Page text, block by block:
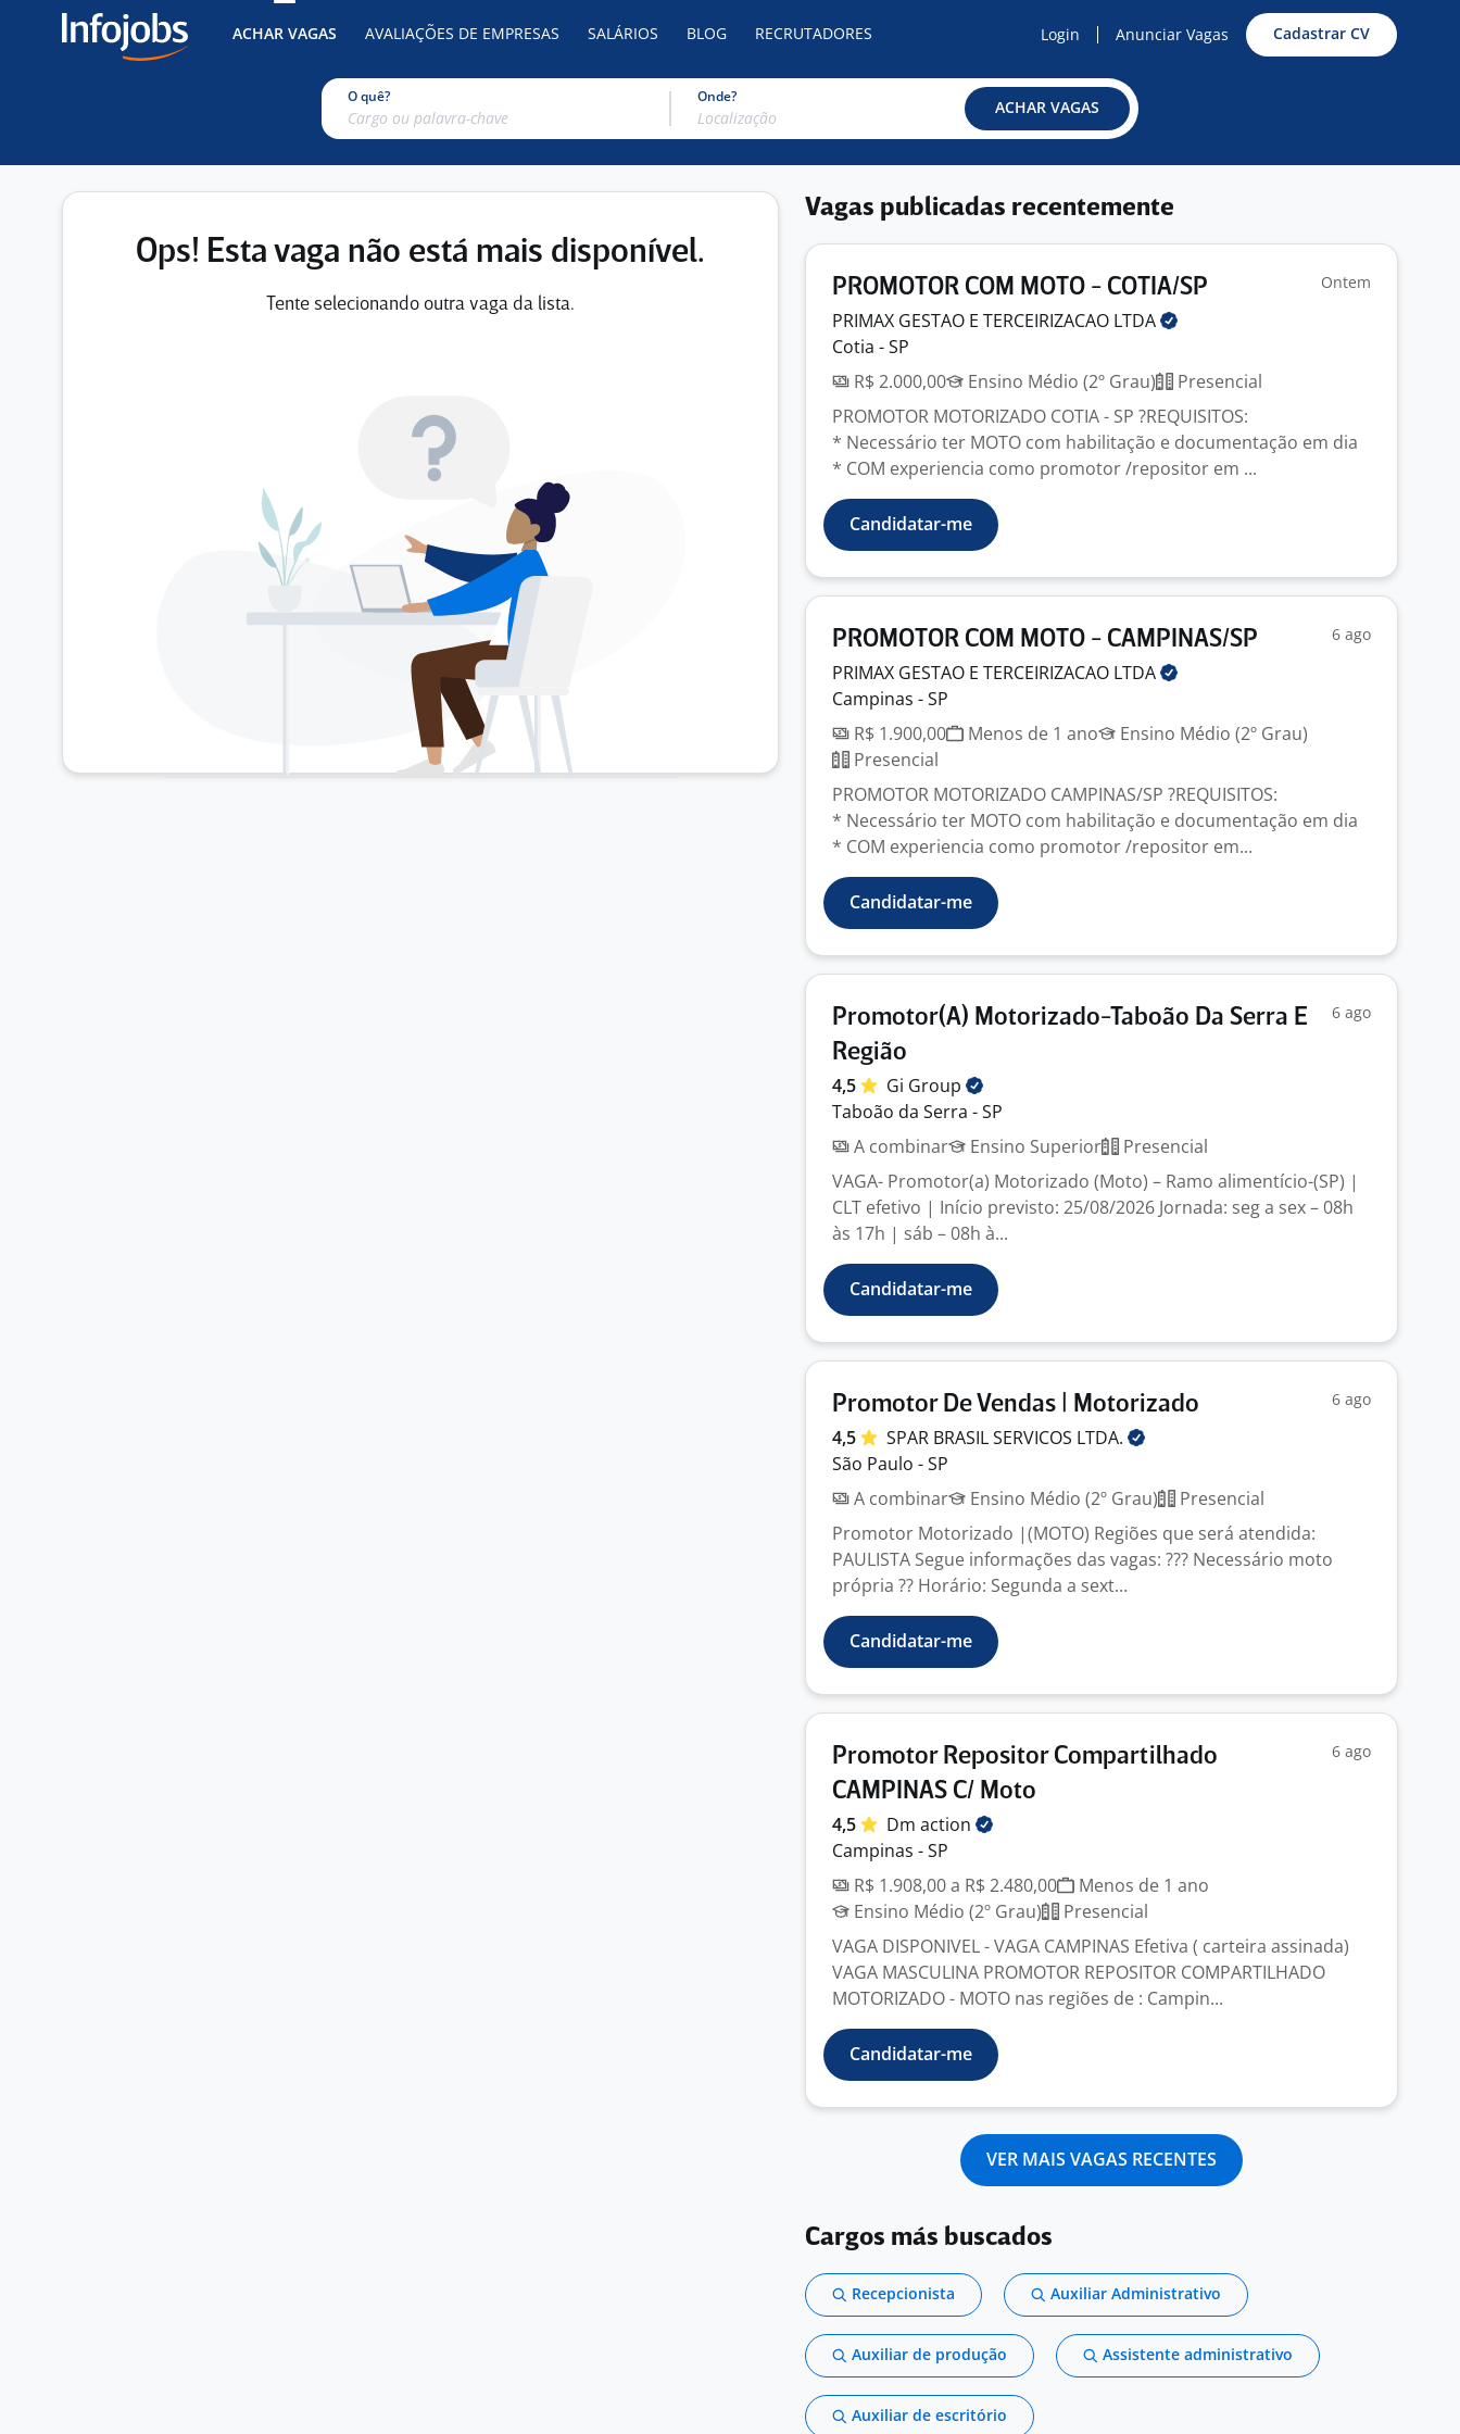
ACHAR VAGAS AVALIAÇÕES DE EMPRESAS SALÁRIOS BLOG RECRUTADORES Login Anunciar Vagas Cadastrar CV
O quê? Onde?
ACHAR VAGAS
Ops! Esta vaga não está mais disponível.
Tente selecionando outra vaga da lista.
Vagas publicadas recentemente
PROMOTOR COM MOTO - COTIA/SP Ontem
PRIMAX GESTAO E TERCEIRIZACAO LTDA
Cotia - SP
R$ 2.000,00
Ensino Médio (2º Grau)
Presencial
PROMOTOR MOTORIZADO COTIA - SP ?REQUISITOS:
* Necessário ter MOTO com habilitação e documentação em dia
* COM experiencia como promotor /repositor em ...
Candidatar-me
PROMOTOR COM MOTO - CAMPINAS/SP 6 ago
PRIMAX GESTAO E TERCEIRIZACAO LTDA
Campinas - SP
R$ 1.900,00
Menos de 1 ano
Ensino Médio (2º Grau)
Presencial
PROMOTOR MOTORIZADO CAMPINAS/SP ?REQUISITOS:
* Necessário ter MOTO com habilitação e documentação em dia
* COM experiencia como promotor /repositor em...
Candidatar-me
Promotor(A) Motorizado-Taboão Da Serra E
Região
6 ago
4,5 Gi Group
Taboão da Serra - SP
A combinar
Ensino Superior
Presencial
VAGA- Promotor(a) Motorizado (Moto) – Ramo alimentício-(SP) |
CLT efetivo | Início previsto: 25/08/2026 Jornada: seg a sex – 08h
às 17h | sáb – 08h à...
Candidatar-me
Promotor De Vendas | Motorizado 6 ago
4,5 SPAR BRASIL SERVICOS LTDA.
São Paulo - SP
A combinar
Ensino Médio (2º Grau)
Presencial
Promotor Motorizado |(MOTO) Regiões que será atendida:
PAULISTA Segue informações das vagas: ??? Necessário moto
própria ?? Horário: Segunda a sext...
Candidatar-me
Promotor Repositor Compartilhado
CAMPINAS C/ Moto
6 ago
4,5 Dm action
Campinas - SP
R$ 1.908,00 a R$ 2.480,00
Menos de 1 ano
Ensino Médio (2º Grau)
Presencial
VAGA DISPONIVEL - VAGA CAMPINAS Efetiva ( carteira assinada)
VAGA MASCULINA PROMOTOR REPOSITOR COMPARTILHADO
MOTORIZADO - MOTO nas regiões de : Campin...
Candidatar-me
VER MAIS VAGAS RECENTES
Cargos más buscados
Recepcionista Auxiliar Administrativo
Auxiliar de produção Assistente administrativo
Auxiliar de escritório